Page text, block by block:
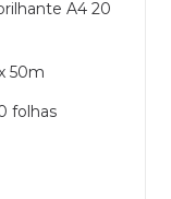
A4 20
50m
folhas